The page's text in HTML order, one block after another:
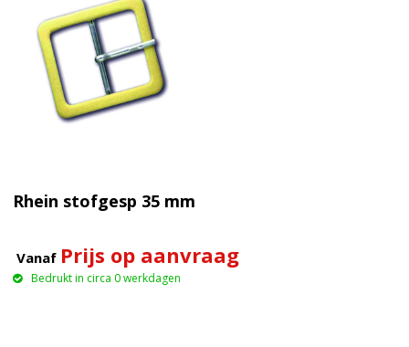
Rhein stofgesp 35 mm
Vanaf Prijs op aanvraag
Bedrukt in circa 0 werkdagen